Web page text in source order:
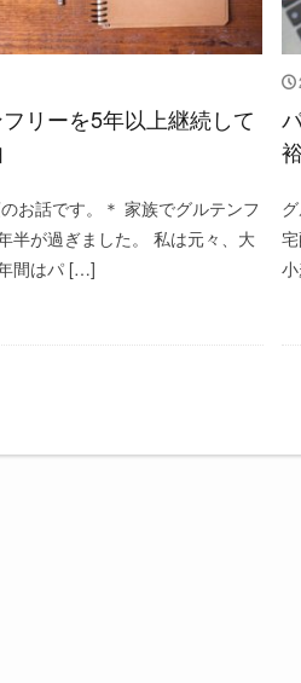
リーを5年以上継続して
お話です。＊ 家族でグルテンフ
半が過ぎました。 私は元々、大
間はパ […]